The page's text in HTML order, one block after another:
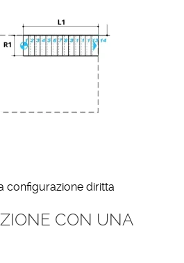
configurazione diritta
CON UNA